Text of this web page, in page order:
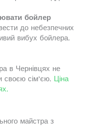
бойлер
до небезпечних
вибух бойлера.
в Чернівцях не
своєю сім’єю. Ціна
майстра з